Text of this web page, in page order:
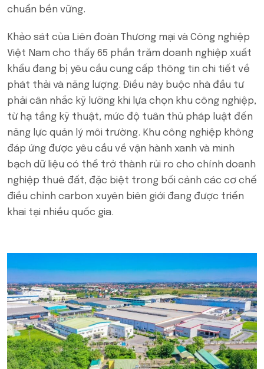
chuẩn bền vững.
Khảo sát của Liên đoàn Thương mại và Công nghiệp
Việt Nam cho thấy 65 phần trăm doanh nghiệp xuất
khẩu đang bị yêu cầu cung cấp thông tin chi tiết về
phát thải và năng lượng. Điều này buộc nhà đầu tư
phải cân nhắc kỹ lưỡng khi lựa chọn khu công nghiệp,
từ hạ tầng kỹ thuật, mức độ tuân thủ pháp luật đến
năng lực quản lý môi trường. Khu công nghiệp không
đáp ứng được yêu cầu về vận hành xanh và minh
bạch dữ liệu có thể trở thành rủi ro cho chính doanh
nghiệp thuê đất, đặc biệt trong bối cảnh các cơ chế
điều chỉnh carbon xuyên biên giới đang được triển
khai tại nhiều quốc gia.